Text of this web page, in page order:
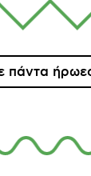
πάντα